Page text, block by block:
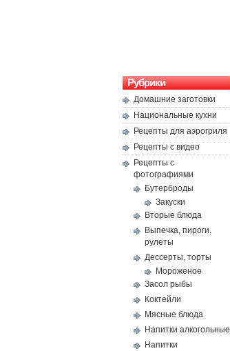
Рубрики
Домашние заготовки
Национальные кухни
Рецепты для аэрогриля
Рецепты с видео
Рецепты с
фотографиями
Бутерброды
Закуски
Вторые блюда
Выпечка, пироги,
рулеты
Дессерты, торты
Мороженое
Засол рыбы
Коктейли
Мясные блюда
Напитки алкогольные
Напитки